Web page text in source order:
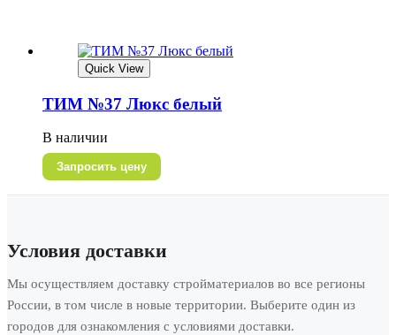
Quick View
ТИМ №37 Люкс белый
В наличии
Запросить цену
Условия доставки
Мы осуществляем доставку стройматериалов во все регионы
России, в том числе в новые территории. Выберите один из
городов для ознакомления с условиями доставки.